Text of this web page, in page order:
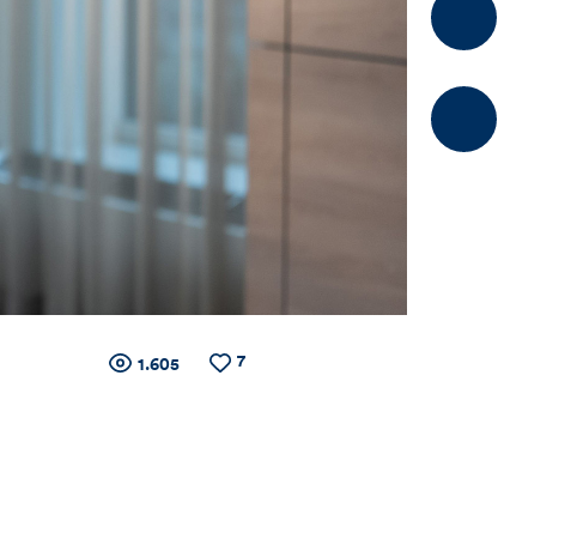
Zähler
Anzahl
1.605
Anzahl
7